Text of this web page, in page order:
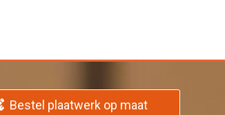
Bestel plaatwerk op maat